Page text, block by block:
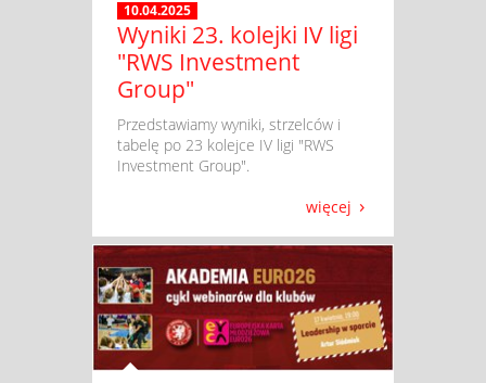
10.04.2025
Wyniki 23. kolejki IV ligi
"RWS Investment
Group"
​ Przedstawiamy wyniki, strzelców i
tabelę po 23 kolejce IV ligi "RWS
Investment Group".
więcej